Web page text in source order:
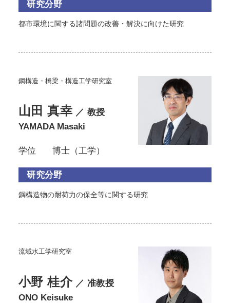
研究分野
都市環境に関する諸問題の改善・解決に向けた研究
鋼構造・橋梁・構造工学研究室
山田 真幸 ／ 教授
YAMADA Masaki
学位 博士（工学）
研究分野
鋼構造物の耐荷力の保全等に関する研究
流域水工学研究室
小野 桂介／ 准教授
ONO Keisuke